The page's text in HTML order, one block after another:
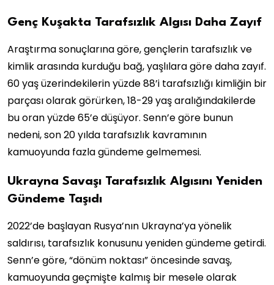
Genç Kuşakta Tarafsızlık Algısı Daha Zayıf
Araştırma sonuçlarına göre, gençlerin tarafsızlık ve
kimlik arasında kurduğu bağ, yaşlılara göre daha zayıf.
60 yaş üzerindekilerin yüzde 88’i tarafsızlığı kimliğin bir
parçası olarak görürken, 18-29 yaş aralığındakilerde
bu oran yüzde 65’e düşüyor. Senn’e göre bunun
nedeni, son 20 yılda tarafsızlık kavramının
kamuoyunda fazla gündeme gelmemesi.
Ukrayna Savaşı Tarafsızlık Algısını Yeniden
Gündeme Taşıdı
2022’de başlayan Rusya’nın Ukrayna’ya yönelik
saldırısı, tarafsızlık konusunu yeniden gündeme getirdi.
Senn’e göre, “dönüm noktası” öncesinde savaş,
kamuoyunda geçmişte kalmış bir mesele olarak